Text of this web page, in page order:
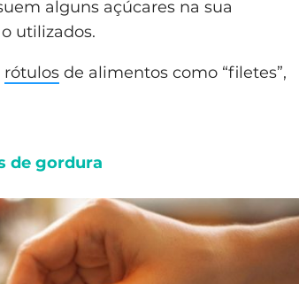
alguns açúcares na sua
utilizados.
rótulos de alimentos como “filetes”,
de gordura